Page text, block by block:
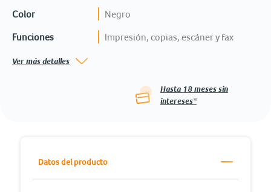
Color Negro
Funciones Impresión, copias, escáner y fax
Ver más detalles
Hasta 18meses sin
intereses*
Datos del producto